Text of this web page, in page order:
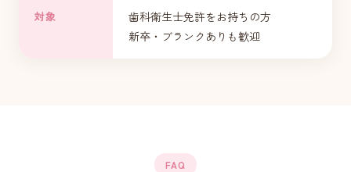
対象
歯科衛生士免許をお持ちの方
新卒・ブランクありも歓迎
FAQ